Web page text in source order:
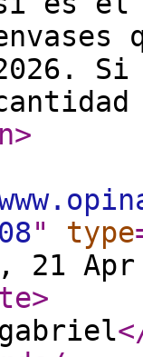
Si
>
" type
21
>
gabriel